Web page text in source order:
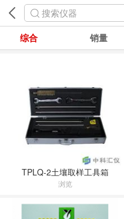
搜索仪器
综合 销量
TPLQ-2土壤取样工具箱
浏览